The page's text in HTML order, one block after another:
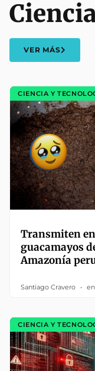
VER MÁS
CIENCIA Y
Transmiten
guacamayos
Amazonía
Santiago Cravero
CIENCIA Y